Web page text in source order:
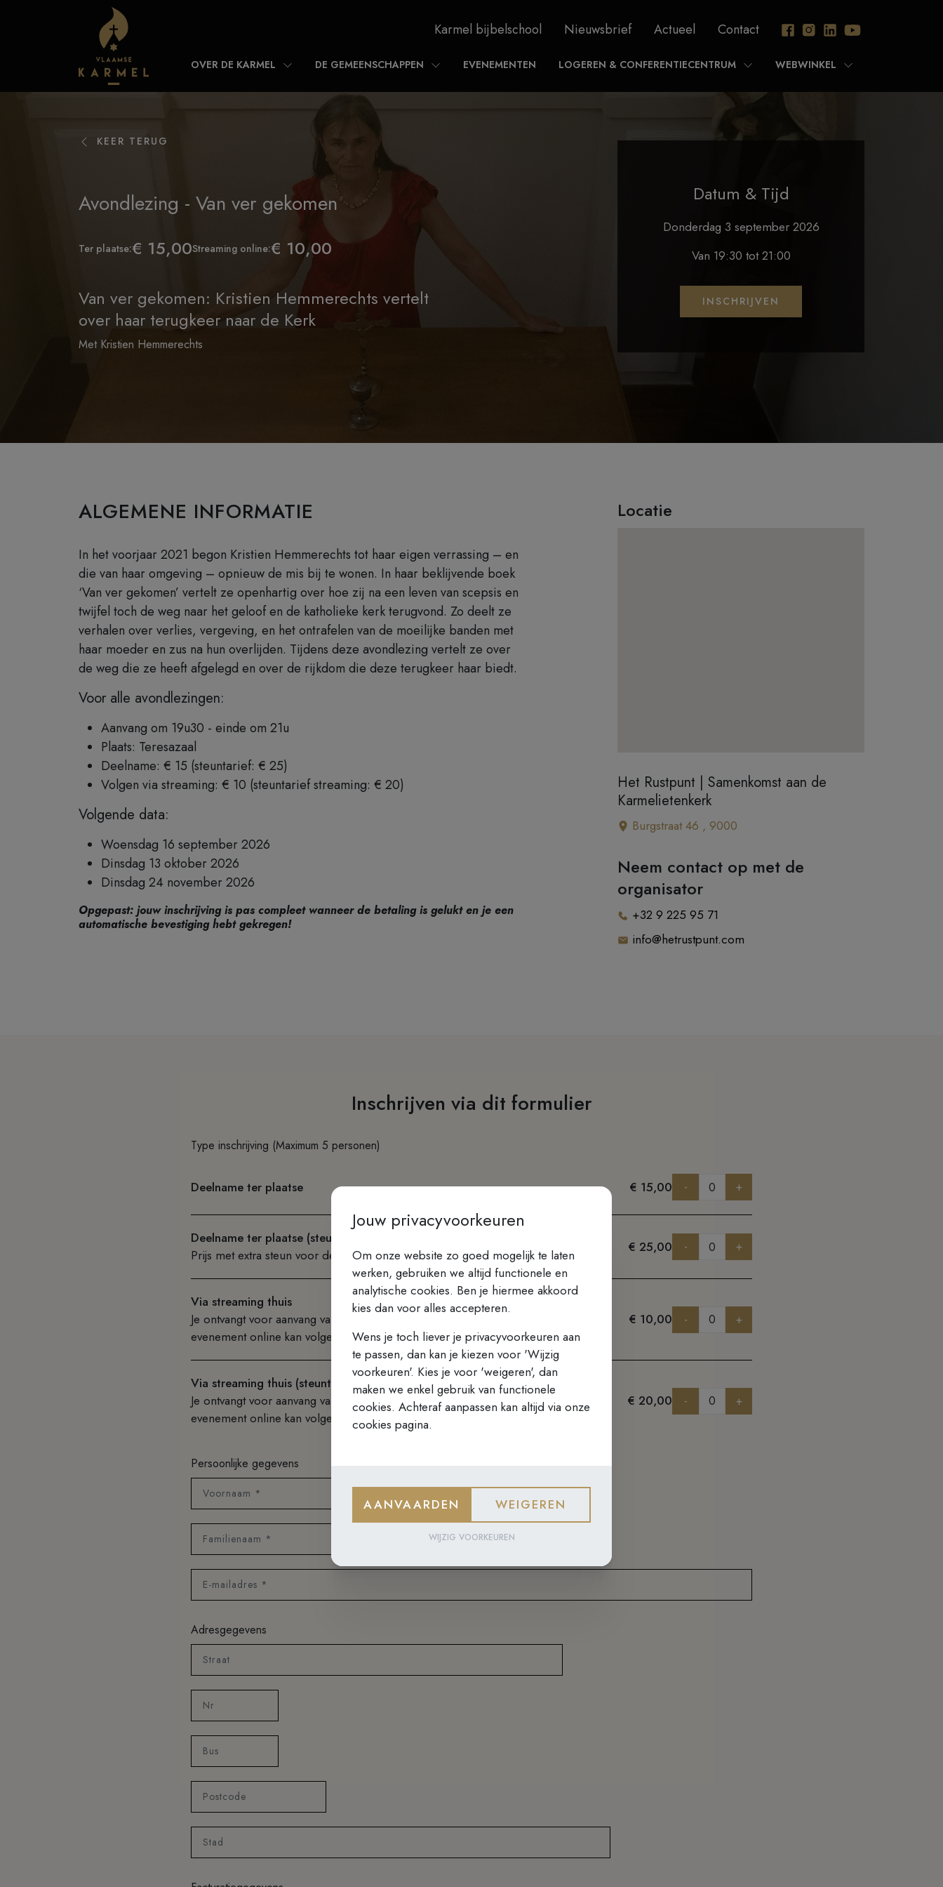
Karmel bijbelschool Nieuwsbrief Actueel Contact
OVER DE KARMEL DE GEMEENSCHAPPEN EVENEMENTEN LOGEREN & CONFERENTIECENTRUM WEBWINKEL
KEER TERUG
Avondlezing - Van ver gekomen
Ter plaatse:€ 15,00Streaming online:€ 10,00
Van ver gekomen: Kristien Hemmerechts vertelt
over haar terugkeer naar de Kerk
Met Kristien Hemmerechts
Datum & Tijd
Donderdag 3 september 2026
Van 19:30 tot 21:00
INSCHRIJVEN
ALGEMENE INFORMATIE
In het voorjaar 2021 begon Kristien Hemmerechts tot haar eigen verrassing – en
die van haar omgeving – opnieuw de mis bij te wonen. In haar beklijvende boek
‘Van ver gekomen’ vertelt ze openhartig over hoe zij na een leven van scepsis en
twijfel toch de weg naar het geloof en de katholieke kerk terugvond. Zo deelt ze
verhalen over verlies, vergeving, en het ontrafelen van de moeilijke banden met
haar moeder en zus na hun overlijden. Tijdens deze avondlezing vertelt ze over
de weg die ze heeft afgelegd en over de rijkdom die deze terugkeer haar biedt.
Voor alle avondlezingen:
Aanvang om 19u30 - einde om 21u
Plaats: Teresazaal
Deelname: € 15 (steuntarief: € 25)
Volgen via streaming: € 10 (steuntarief streaming: € 20)
Volgende data:
Woensdag 16 september 2026
Dinsdag 13 oktober 2026
Dinsdag 24 november 2026
Opgepast: jouw inschrijving is pas compleet wanneer de betaling is gelukt en je een
automatische bevestiging hebt gekregen!
Locatie
Het Rustpunt | Samenkomst aan de
Karmelietenkerk
Burgstraat 46 , 9000
Neem contact op met de
organisator
+32 9 225 95 71
info@hetrustpunt.com
Inschrijven via dit formulier
Type inschrijving (Maximum 5 personen)
Deelname ter plaatse € 15,00 - +
Deelname ter plaatse (steuntarief)
Prijs met extra steun voor de Karmel
€ 25,00 - +
Via streaming thuis
Je ontvangt voor aanvang van het evenement een mail met een link waar je het
evenement online kan volgen.
€ 10,00 - +
Via streaming thuis (steuntarief)
Je ontvangt voor aanvang van het evenement een mail met een link waar je het
evenement online kan volgen.
€ 20,00 - +
Persoonlijke gegevens
Voornaam *
Familienaam *
E-mailadres *
Adresgegevens
Straat
Nr
Bus
Postcode
Stad
Jouw privacyvoorkeuren
Om onze website zo goed mogelijk te laten
werken, gebruiken we altijd functionele en
analytische cookies. Ben je hiermee akkoord
kies dan voor alles accepteren.
Wens je toch liever je privacyvoorkeuren aan
te passen, dan kan je kiezen voor 'Wijzig
voorkeuren'. Kies je voor 'weigeren', dan
maken we enkel gebruik van functionele
cookies. Achteraf aanpassen kan altijd via onze
cookies pagina.
AANVAARDEN WEIGEREN
WIJZIG VOORKEUREN